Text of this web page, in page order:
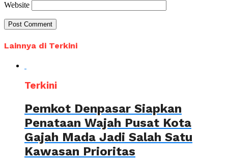
Website
Lainnya di Terkini
Terkini
Pemkot Denpasar Siapkan
Penataan Wajah Pusat Kota
Gajah Mada Jadi Salah Satu
Kawasan Prioritas